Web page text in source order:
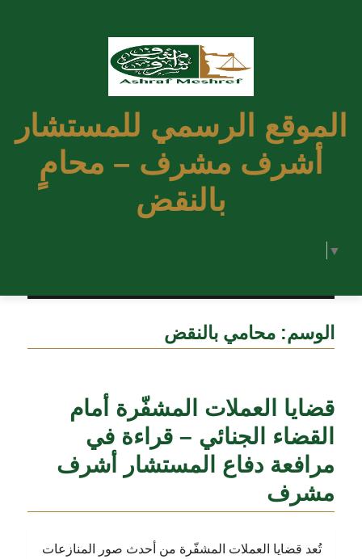
الموقع الرسمي للمستشار
أشرف مشرف – محامٍ
بالنقض
▼
الوسم:محامي بالنقض
قضايا العملات المشفّرة أمام
القضاء الجنائي – قراءة في
مرافعة دفاع المستشار أشرف
مشرف
تُعد قضايا العملات المشفّرة من أحدث صور المنازعات